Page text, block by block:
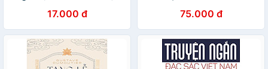
17.000 đ
Nam - Saigonir
75.000 đ